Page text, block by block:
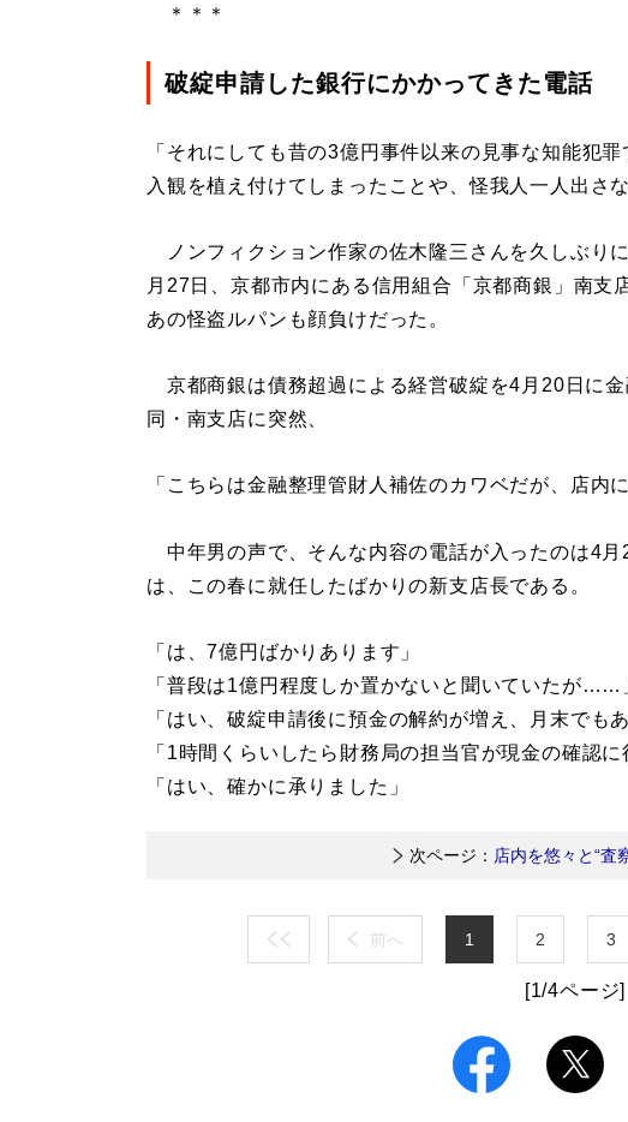
＊＊＊
破綻申請した銀行にかかってきた電話
「それにしても昔の3億円事件以来の見事な知能犯
入観を植え付けてしまったことや、怪我人一人出さ
ノンフィクション作家の佐木隆三さんを久しぶり
月27日、京都市内にある信用組合「京都商銀」南支
あの怪盗ルパンも顔負けだった。
京都商銀は債務超過による経営破綻を4月20日に
同・南支店に突然、
「こちらは金融整理管財人補佐のカワベだが、店内
中年男の声で、そんな内容の電話が入ったのは4
は、この春に就任したばかりの新支店長である。
「は、7億円ばかりあります」
「普段は1億円程度しか置かないと聞いていたが……
「はい、破綻申請後に預金の解約が増え、月末でも
「1時間くらいしたら財務局の担当官が現金の確認に
「はい、確かに承りました」
次ページ： 店内を悠々と“査
前へ 1 2 3
[1/4ページ]